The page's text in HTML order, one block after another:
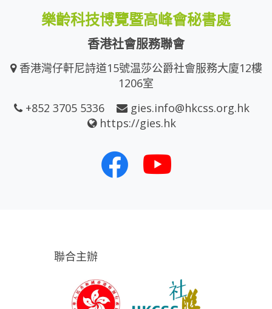
樂齡科技博覽暨高峰會秘書處
香港社會服務聯會
香港灣仔軒尼詩道15號温莎公爵社會服務大廈12樓
1206室
+852 3705 5336
gies.info@hkcss.org.hk
https://gies.hk
聯合主辦